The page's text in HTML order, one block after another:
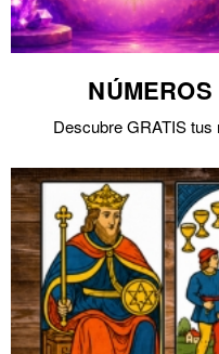
Descubre GRATIS tus